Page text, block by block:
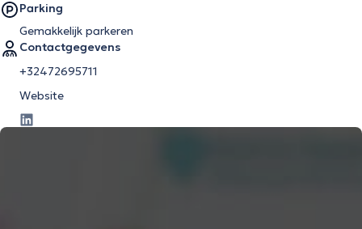
Parking
Gemakkelijk parkeren
Contactgegevens
+32472695711
Website